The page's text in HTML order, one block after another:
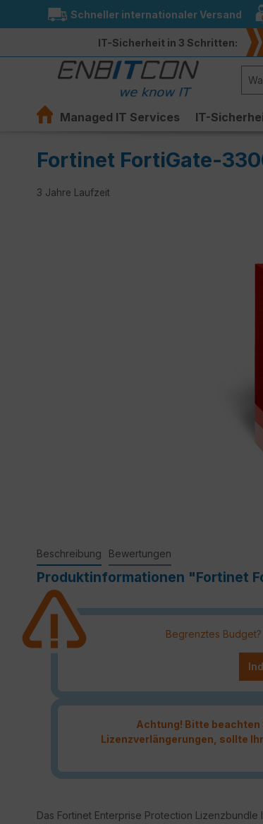
Zur Hauptnavigation springen
Schneller internationaler Versand
IT-Sicherheit in 3 Schritten:
Managed IT Services IT-
Fortinet FortiGate-
3 Jahre Laufzeit
Beschreibung Bewertungen
Produktinformationen "Fortinet
Begrenztes
Achtung! Bitte beachten
Lizenzverlängerungen, sollte
Das Fortinet Enterprise Protection